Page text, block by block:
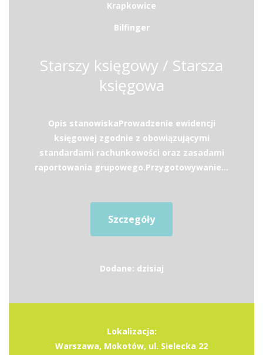
Krapkowice
Bilfinger
Starszy księgowy / Starsza
księgowa
Opis stanowiskaProwadzenie ewidencji
księgowej zgodnie z obowiązującymi
standardami rachunkowości oraz zasadami
raportowania grupowego.Przygotowywanie...
Szczegóły
Dodane: dzisiaj
Lokalizacja:
Warszawa, Mokotów, ul. Sielecka 22